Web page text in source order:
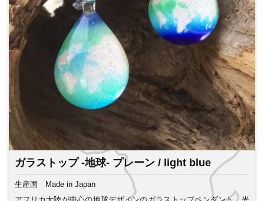
ガラストップ -地球- プレーン / light blue
生産国
Made in Japan